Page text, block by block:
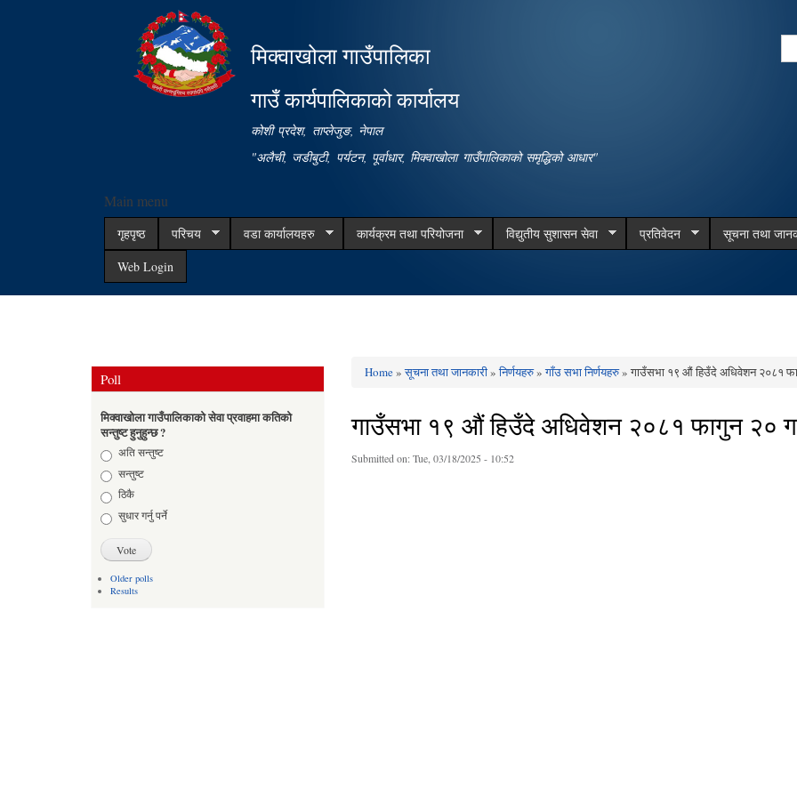
मिक्वाखोला गाउँपालिका
गाउँ कार्यपालिकाको कार्यालय
कोशी प्रदेश, ताप्लेजुङ, नेपाल
"अलैची, जडीबुटी, पर्यटन, पूर्वाधार, मिक्वाखोला गाउँपालिकाको समृद्धिको आधार"
Main menu
गृहपृष्ठ परिचय वडा कार्यालयहरु कार्यक्रम तथा परियोजना विद्युतीय सुशासन सेवा प्रतिवेदन सूचना तथा
Web Login
Poll
मिक्वाखोला गाउँपालिकाको सेवा प्रवाहमा कतिको
सन्तुष्ट हुनुहुन्छ ?
Choicesअति सन्तुष्ट
सन्तुष्ट
ठिकै
सुधार गर्नु पर्ने
Older polls
Results
You are here
Home»सूचना तथा जानकारी»निर्णयहरु»गाँउ सभा निर्णयहरु» गाउँसभा १९ औं हिउँदे अधिवेशन २०८१
गाउँसभा १९ औं हिउँदे अधिवेशन २०८१ फागुन २०
Submitted on:Tue, 03/18/2025 - 10:52